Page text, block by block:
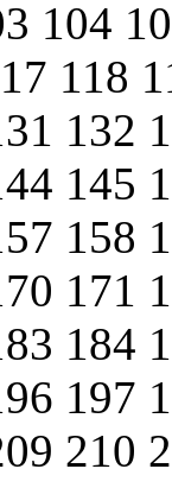
104
118
132
145
158
171
184
197
210